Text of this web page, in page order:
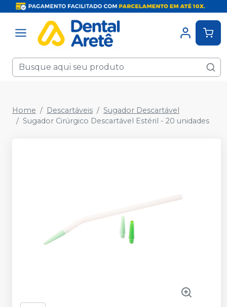
Home Descartáveis
Sugador Descartável
Sugador Cirúrgico Descartável Estéril - 20 unidades